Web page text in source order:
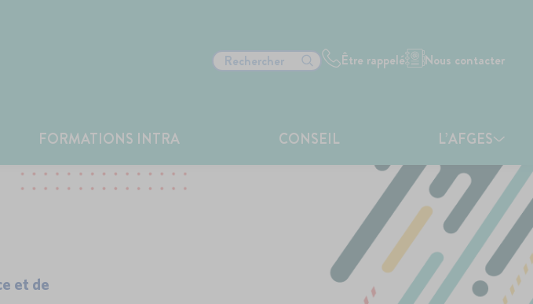
Être rappelé Nous contacter
FORMATIONS INTRA CONSEIL L’AFGES
et de